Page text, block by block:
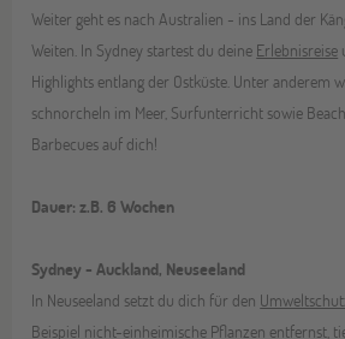
Weiter geht es nach Australien - ins Land der
Weiten. In Sydney startest du deine Erlebnisreise
Highlights entlang der Ostküste. Unter anderem
schnorcheln im Meer, Surfunterricht sowie
Barbecues auf dich!
Dauer: z.B. 6 Wochen
Sydney - Auckland, Neuseeland
In Neuseeland setzt du dich für den
Beispiel nicht-einheimische Pflanzen entfernst,